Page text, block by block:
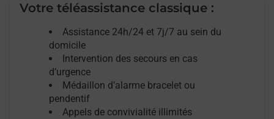
Votre téléassistance classique :
Assistance 24h/24 et 7j/7 au sein du
domicile
Intervention des secours en cas
d’urgence
Médaillon d’alarme bracelet ou
pendentif
Appels de convivialité illimités